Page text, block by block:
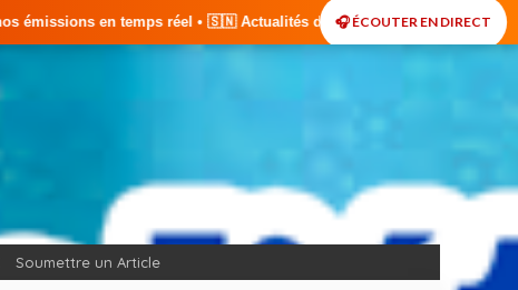
• 🇸🇳 Actualités du Sénégal • 🌍 Actualités Internationales • 🎙️
🎧 ÉCOUTER EN DIRECT
Soumettre un Article